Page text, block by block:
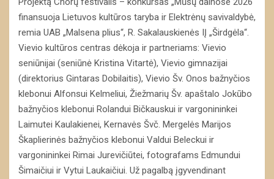
finansuoja Lietuvos kultūros taryba ir Elektrėnų savivaldybė,
remia UAB „Malsena plius“, R. Sakalauskienės IĮ „Širdgėla“.
Vievio kultūros centras dėkoja ir partneriams: Vievio
seniūnijai (seniūnė Kristina Vitartė), Vievio gimnazijai
(direktorius Gintaras Dobilaitis), Vievio Šv. Onos bažnyčios
klebonui Alfonsui Kelmeliui, Žiežmarių Šv. apaštalo Jokūbo
bažnyčios klebonui Rolandui Bičkauskui ir vargonininkei
Laimutei Kaulakienei, Kernavės Švč. Mergelės Marijos
Škaplierinės bažnyčios klebonui Valdui Beleckui ir
vargonininkei Rimai Jurevičiūtei, fotografams Edmundui
Šimaičiui ir Vytui Laukaičiui. Už pagalbą įgyvendinant